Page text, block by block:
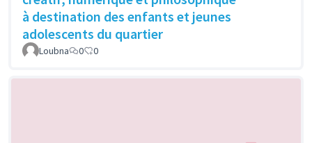
à destination des enfants et jeunes
adolescents du quartier
Loubna 0 0